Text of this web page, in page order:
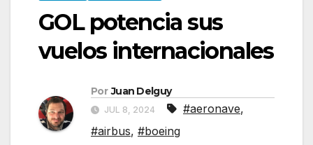
GOL potencia sus
vuelos internacionales
Por Juan Delguy
JUL 8, 2024 #aeronave,
#airbus, #boeing